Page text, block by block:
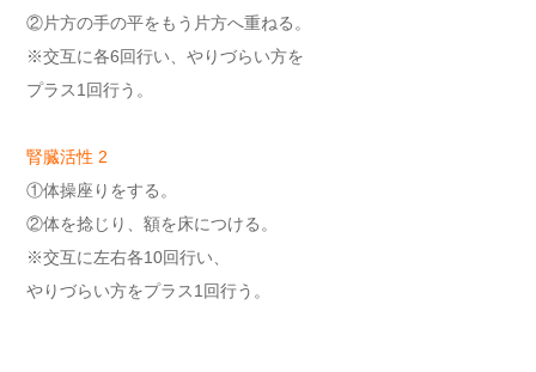
②片方の手の平をもう片方へ重ねる。
※交互に各6回行い、やりづらい方を
プラス1回行う。
腎臓活性 2
①体操座りをする。
②体を捻じり、額を床につける。
※交互に左右各10回行い、
やりづらい方をプラス1回行う。